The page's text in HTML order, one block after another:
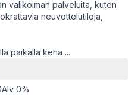
valikoiman palveluita, kuten
neuvottelutiloja,
paikalla kehä ...
Alv 0%